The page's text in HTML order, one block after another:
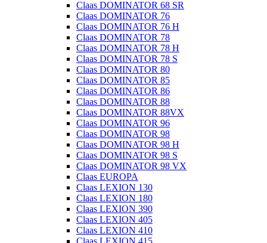
Claas DOMINATOR 68 SR
Claas DOMINATOR 76
Claas DOMINATOR 76 H
Claas DOMINATOR 78
Claas DOMINATOR 78 H
Claas DOMINATOR 78 S
Claas DOMINATOR 80
Claas DOMINATOR 85
Claas DOMINATOR 86
Claas DOMINATOR 88
Claas DOMINATOR 88VX
Claas DOMINATOR 96
Claas DOMINATOR 98
Claas DOMINATOR 98 H
Claas DOMINATOR 98 S
Claas DOMINATOR 98 VX
Claas EUROPA
Claas LEXION 130
Claas LEXION 180
Claas LEXION 390
Claas LEXION 405
Claas LEXION 410
Claas LEXION 415